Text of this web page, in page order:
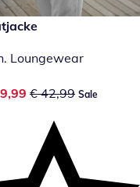
€ 44,99
€ 44,99
Preis € 39,99,
Loungewear
Preis € 39,99,
€ 42,99 Sale